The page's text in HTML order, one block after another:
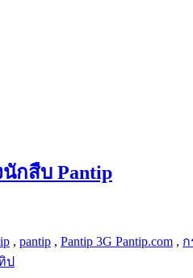
นักสืบ Pantip
, pantip , Pantip 3G Pantip.com , ก
ป